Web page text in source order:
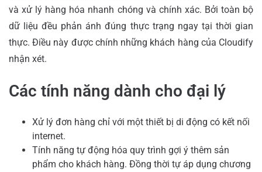
và xử lý hàng hóa nhanh chóng và chính xác. Bởi toàn bộ
dữ liệu đều phản ánh đúng thực trạng ngay tại thời gian
thực. Điều này được chính những khách hàng của Cloudify
nhận xét.
Các tính năng dành cho đại lý
Xử lý đơn hàng chỉ với một thiết bị di động có kết nối
internet.
Tính năng tự động hóa quy trình gợi ý thêm sản
phẩm cho khách hàng. Đồng thời tự áp dụng chương